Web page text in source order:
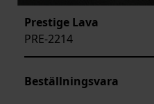
Prestige Lava
PRE-2214
Beställningsvara